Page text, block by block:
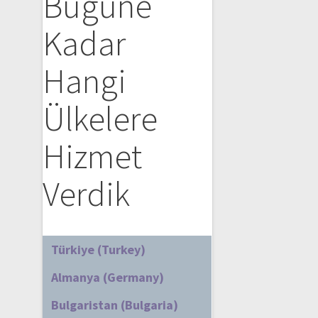
Kadar
Hangi
Ülkelere
Hizmet
Verdik
Türkiye (Turkey)
Almanya (Germany)
Bulgaristan (Bulgaria)